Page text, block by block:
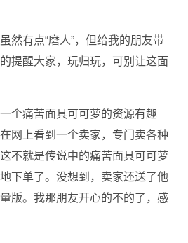
然有点“磨人”，但给我的朋友带
提醒大家，玩归玩，可别让这面
个痛苦面具可可萝的资源有趣
网上看到一个卖家，专门卖各种
不就是传说中的痛苦面具可可萝
下单了。没想到，卖家还送了他
版。我那朋友开心的不的了，感